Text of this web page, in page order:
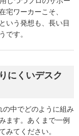
宅ワーカーこそ、
いう発想も、長い目
です。
にくいデスク
の中でどのように組み
ます。あくまで一例
みてください。